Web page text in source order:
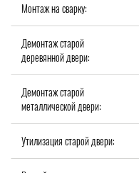
Монтаж на сварку:
Демонтаж старой
деревянной двери:
Демонтаж старой
металлической двери:
Утилизация старой двери: